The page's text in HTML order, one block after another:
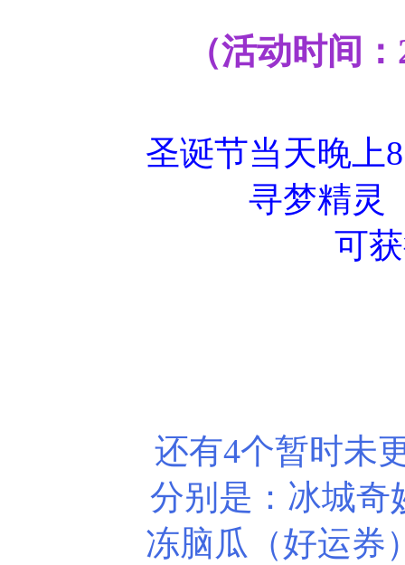
（活动时间
圣诞节当天晚上
寻梦精灵
可
还有4个暂时未
分别是：冰城奇
冻脑瓜（好运券